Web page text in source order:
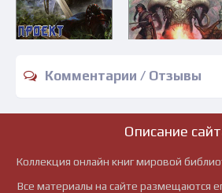
Комментарии / Отзывы
Описание
Коллекция онлайн книг мировой
Все материалы на сайте размещаются